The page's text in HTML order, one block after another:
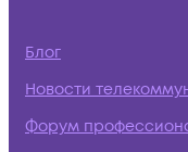
Блог
Новости
Форум